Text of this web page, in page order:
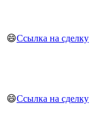
😄Ссылка на сделку
😄Ссылка на сделку